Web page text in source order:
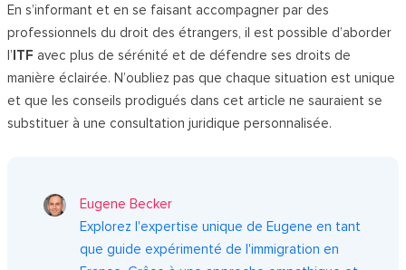
En s’informant et en se faisant accompagner par des
professionnels du droit des étrangers, il est possible d’aborder
l’ITF avec plus de sérénité et de défendre ses droits de
manière éclairée. N’oubliez pas que chaque situation est unique
et que les conseils prodigués dans cet article ne sauraient se
substituer à une consultation juridique personnalisée.
Eugene Becker
Explorez l'expertise unique de Eugene en tant
que guide expérimenté de l'immigration en